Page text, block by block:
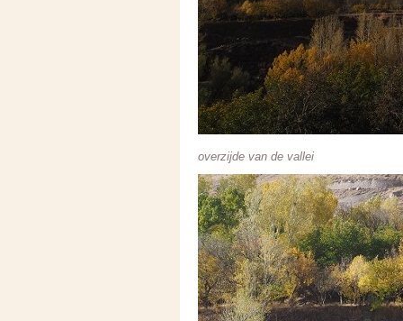
overzijde van de vallei